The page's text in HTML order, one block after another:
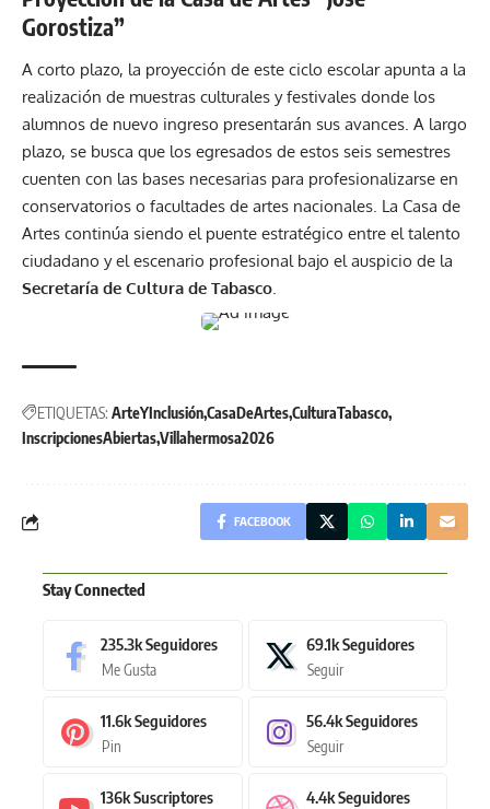
Gorostiza”
A corto plazo, la proyección de este ciclo escolar apunta a la
realización de muestras culturales y festivales donde los
alumnos de nuevo ingreso presentarán sus avances. A largo
plazo, se busca que los egresados de estos seis semestres
cuenten con las bases necesarias para profesionalizarse en
conservatorios o facultades de artes nacionales. La Casa de
Artes continúa siendo el puente estratégico entre el talento
ciudadano y el escenario profesional bajo el auspicio de la
Secretaría de Cultura de Tabasco.
ETIQUETAS: ArteYInclusiónCasaDeArtesCulturaTabasco
InscripcionesAbiertasVillahermosa2026
FACEBOOK
Stay Connected
235.3kSeguidores
Me Gusta
69.1kSeguidores
Seguir
11.6kSeguidores
Pin
56.4kSeguidores
Seguir
136kSuscriptores 4.4kSeguidores